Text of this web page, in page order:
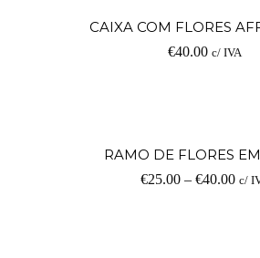
CAIXA COM FLORES
€40.00 c/ IVA
RAMO DE FLORES
€25.00– €40.00 c/